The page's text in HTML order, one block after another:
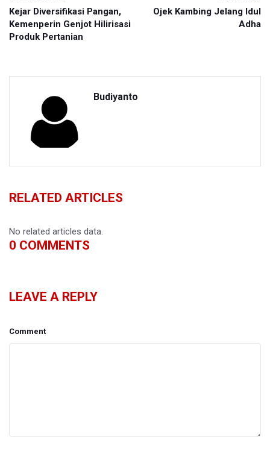
Kejar Diversifikasi Pangan,
Kemenperin Genjot Hilirisasi
Produk Pertanian
Ojek Kambing Jelang Idul
Adha
Budiyanto
RELATED ARTICLES
No related articles data.
0 COMMENTS
LEAVE A REPLY
Comment